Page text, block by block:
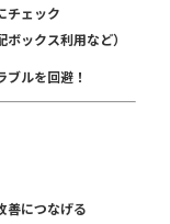
チェック
ックス利用など）
ルを回避！
善につなげる